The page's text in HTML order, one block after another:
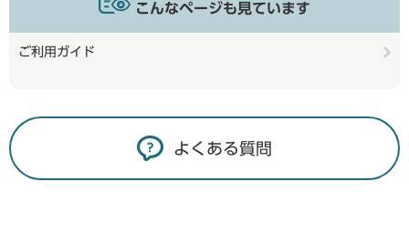
こんなページも見ています
ご利用ガイド
よくある質問